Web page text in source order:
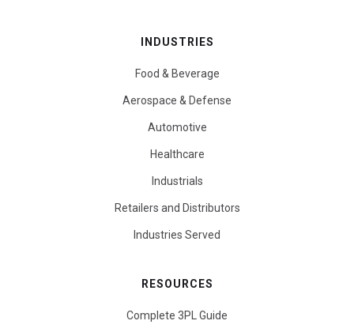
INDUSTRIES
Food & Beverage
Aerospace & Defense
Automotive
Healthcare
Industrials
Retailers and Distributors
Industries Served
RESOURCES
Complete 3PL Guide